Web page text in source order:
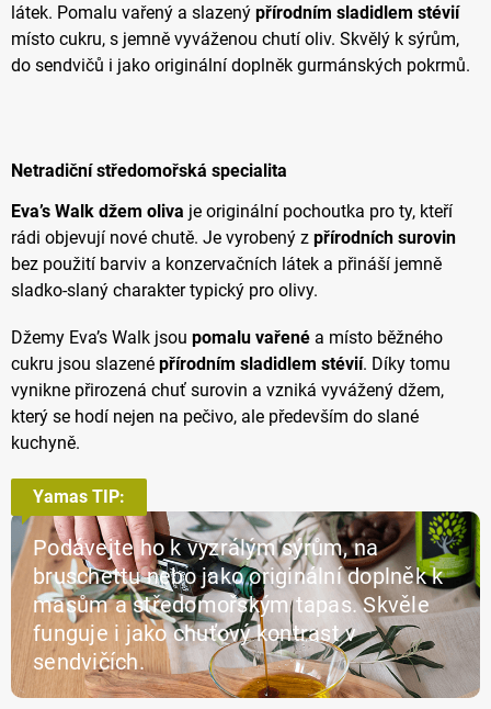
látek. Pomalu vařený a slazený přírodním sladidlem stévií
místo cukru, s jemně vyváženou chutí oliv. Skvělý k sýrům,
do sendvičů i jako originální doplněk gurmánských pokrmů.
Netradiční středomořská specialita
Eva’s Walk džem oliva je originální pochoutka pro ty, kteří
rádi objevují nové chutě. Je vyrobený z přírodních surovin
bez použití barviv a konzervačních látek a přináší jemně
sladko-slaný charakter typický pro olivy.
Džemy Eva’s Walk jsou pomalu vařené a místo běžného
cukru jsou slazené přírodním sladidlem stévií. Díky tomu
vynikne přirozená chuť surovin a vzniká vyvážený džem,
který se hodí nejen na pečivo, ale především do slané
kuchyně.
Yamas TIP:
Podávejte ho k vyzrálým sýrům, na
bruschettu nebo jako originální doplněk k
masům a středomořským tapas. Skvěle
funguje i jako chuťový kontrast v
sendvičích.